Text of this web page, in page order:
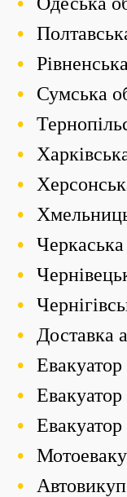
Сумська
Черкаська
Доставка
Автовикуп